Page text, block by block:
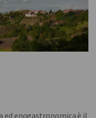
enogastronomica è il